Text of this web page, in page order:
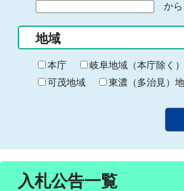
の
始
ま
り
から
地域
本庁 岐阜地域（本庁除く）
可茂地域
東濃（多治見）
入札公告一覧